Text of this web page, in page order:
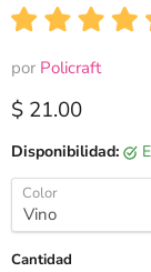
por Policraft
Precio actual
$ 21.00
Disponibilidad:
Color
Cantidad